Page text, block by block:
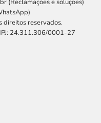
(Reclamações e soluções)
direitos reservados.
24.311.306/0001-27